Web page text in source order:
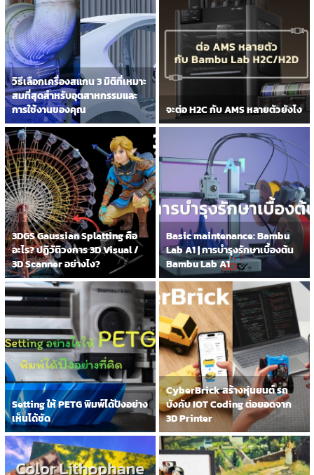
วิธีเลือกเครื่องสแกน 3 มิติที่เหมาะ
สมที่สุดสำหรับอุตสาหกรรมและ
การใช้งานของคุณ
จะต่อ H2C กับ AMS หลายตัวยังไง
3DGS Gaussian Splatting คือ
อะไร? ปฏิวัติวงการ 3D Visual /
3D Scanner อย่างไง?
Basic maintenance: Bambu
Lab A1 | การบำรุงรักษาเบื้องต้น
Bambu Lab A1
Setting ให้ PETG พิมพ์ได้ปังอย่าง
เห็นได้ชัด
CyberBrick สร้างหุ่นยนต์ รถ
บังคับ IOT Coding ต่อยอดจาก
3D Printer